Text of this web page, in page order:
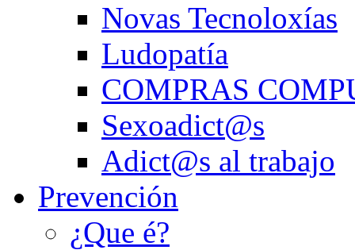
Novas Tecnoloxías
Ludopatía
COMPRAS
Sexoadict@s
Adict@s al trabajo
Prevención
¿Que é?